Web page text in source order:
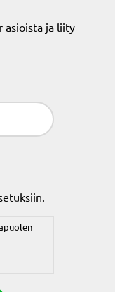
asioista ja liity